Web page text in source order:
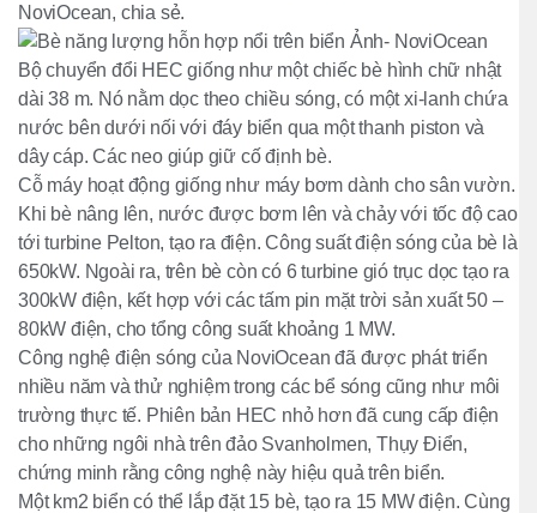
NoviOcean, chia sẻ.
Bộ chuyển đổi HEC giống như một chiếc bè hình chữ nhật
dài 38 m. Nó nằm dọc theo chiều sóng, có một xi-lanh chứa
nước bên dưới nối với đáy biển qua một thanh piston và
dây cáp. Các neo giúp giữ cố định bè.
Cỗ máy hoạt động giống như máy bơm dành cho sân vườn.
Khi bè nâng lên, nước được bơm lên và chảy với tốc độ cao
tới turbine Pelton, tạo ra điện. Công suất điện sóng của bè là
650kW. Ngoài ra, trên bè còn có 6 turbine gió trục dọc tạo ra
300kW điện, kết hợp với các tấm pin mặt trời sản xuất 50 –
80kW điện, cho tổng công suất khoảng 1 MW.
Công nghệ điện sóng của NoviOcean đã được phát triển
nhiều năm và thử nghiệm trong các bể sóng cũng như môi
trường thực tế. Phiên bản HEC nhỏ hơn đã cung cấp điện
cho những ngôi nhà trên đảo Svanholmen, Thụy Điển,
chứng minh rằng công nghệ này hiệu quả trên biển.
Một km2 biển có thể lắp đặt 15 bè, tạo ra 15 MW điện. Cùng